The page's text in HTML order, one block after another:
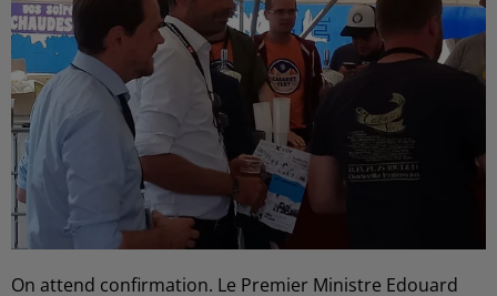
On attend confirmation. Le Premier Ministre Edouard